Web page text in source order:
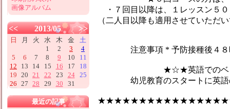
・７回目以降は、１レッスン５
（二人目以降も適用させていただ
注意事項 * 予防接種後４８時
★☆★英語でのベビーマ
幼児教育のスタートに英語の
画像アルバム
<< 2013/05 >>
日 月 火 水 木 金
土
1
2 3
4
5
6 7 8 9 10
11
12
13 14 15 16 17
18
19 20 21 22 23 24
25
26 27 28 29 30 31
最近の記事